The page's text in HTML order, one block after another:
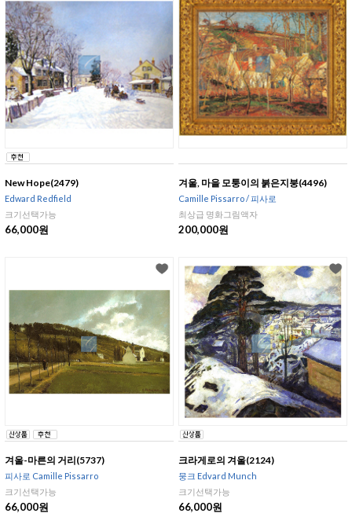
New Hope(2479)
Edward Redfield
크기선택가능
66,000원
겨울, 마을 모퉁이의 붉은지붕(4496)
Camille Pissarro / 피사로
최상급 명화그림액자
200,000원
겨울-마른의 거리(5737)
피사로 Camille Pissarro
크기선택가능
66,000원
크라게로의 겨울(2124)
뭉크 Edvard Munch
크기선택가능
66,000원